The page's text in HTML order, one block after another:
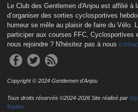
Le Club des Gentlemen d'Anjou est affilié à
d’organiser des sorties cyclosportives
humeur se mêle au plaisir de faire du Vélo.
participer aux courses FFC, Cyclosportives
nous rejoindre ? N'hésitez pas à nous
Copyright © 2024 Gentlemen d'Anjou
Tous droits réservés ©2024-2026 Site réalisé par
légales